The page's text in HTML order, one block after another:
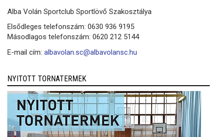
Alba Volán Sportclub Sportlövő Szakosztálya
Elsődleges telefonszám: 0630 936 9195
Másodlagos telefonszám: 0620 212 5144
E-mail cím: albavolan.sc@albavolansc.hu
NYITOTT TORNATERMEK